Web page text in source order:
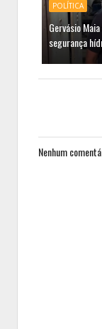
POLÍTICA
Gervásio
segurança
Nenhum